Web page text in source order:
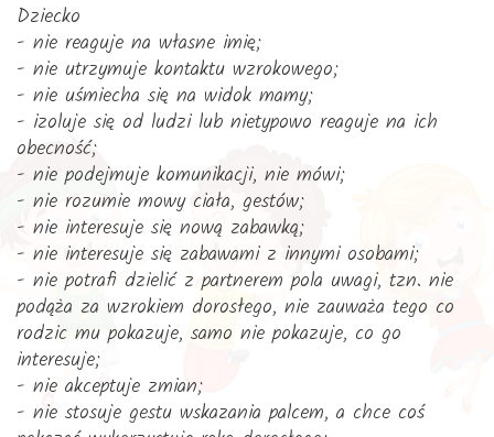
Dziecko
- nie reaguje na własne imię;
- nie utrzymuje kontaktu wzrokowego;
- nie uśmiecha się na widok mamy;
- izoluje się od ludzi lub nietypowo reaguje na ich
obecność;
- nie podejmuje komunikacji, nie mówi;
- nie rozumie mowy ciała, gestów;
- nie interesuje się nową zabawką;
- nie interesuje się zabawami z innymi osobami;
- nie potrafi dzielić z partnerem pola uwagi, tzn. nie
podąża za wzrokiem dorosłego, nie zauważa tego co
rodzic mu pokazuje, samo nie pokazuje, co go
interesuje;
- nie akceptuje zmian;
- nie stosuje gestu wskazania palcem, a chce coś